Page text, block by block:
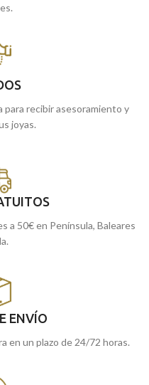
recibir asesoramiento y
joyas.
a 50€ en Península, Baleares
ENVÍO
en un plazo de 24/72 horas.